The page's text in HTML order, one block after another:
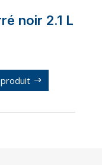
noir 2.1 L